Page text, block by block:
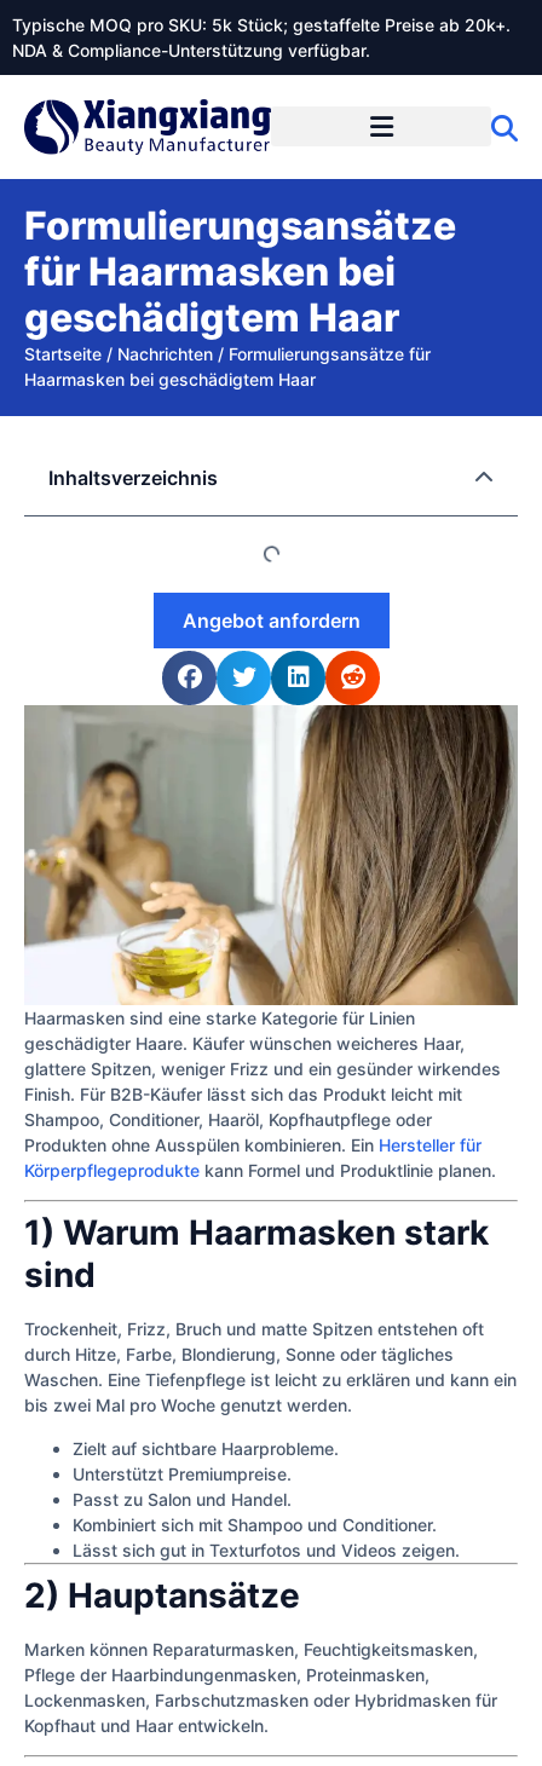
Typische MOQ pro SKU: 5k Stück; gestaffelte Preise ab 20k+.
NDA & Compliance-Unterstützung verfügbar.
Formulierungsansätze
für Haarmasken bei
geschädigtem Haar
Startseite / Nachrichten / Formulierungsansätze für
Haarmasken bei geschädigtem Haar
Haarmasken sind eine starke Kategorie für Linien
geschädigter Haare. Käufer wünschen weicheres Haar,
glattere Spitzen, weniger Frizz und ein gesünder wirkendes
Finish. Für B2B-Käufer lässt sich das Produkt leicht mit
Shampoo, Conditioner, Haaröl, Kopfhautpflege oder
Produkten ohne Ausspülen kombinieren. Ein Hersteller für
Körperpflegeprodukte kann Formel und Produktlinie planen.
1) Warum Haarmasken stark
sind
Trockenheit, Frizz, Bruch und matte Spitzen entstehen oft
durch Hitze, Farbe, Blondierung, Sonne oder tägliches
Waschen. Eine Tiefenpflege ist leicht zu erklären und kann ein
bis zwei Mal pro Woche genutzt werden.
Zielt auf sichtbare Haarprobleme.
Unterstützt Premiumpreise.
Passt zu Salon und Handel.
Kombiniert sich mit Shampoo und Conditioner.
Lässt sich gut in Texturfotos und Videos zeigen.
2) Hauptansätze
Marken können Reparaturmasken, Feuchtigkeitsmasken,
Pflege der Haarbindungenmasken, Proteinmasken,
Lockenmasken, Farbschutzmasken oder Hybridmasken für
Kopfhaut und Haar entwickeln.
Inhaltsverzeichnis
Angebot anfordern